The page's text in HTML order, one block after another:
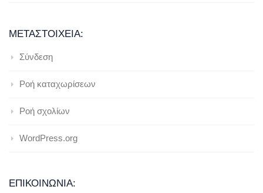
ΜΕΤΑΣΤΟΙΧΕΊΑ:
Σύνδεση
Ροή καταχωρίσεων
Ροή σχολίων
WordPress.org
ΕΠΙΚΟΙΝΩΝΊΑ: